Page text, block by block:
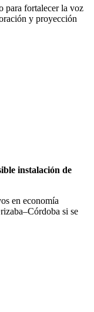
para fortalecer la voz
y proyección
instalación de
en economía
si se